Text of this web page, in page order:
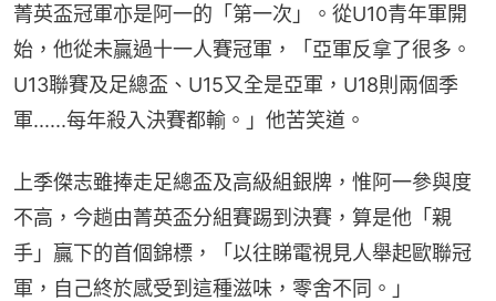
菁英盃冠軍亦是阿一的「第一次」。從U10青年軍開
始，他從未贏過十一人賽冠軍，「亞軍反拿了很多。
U13聯賽及足總盃、U15又全是亞軍，U18則兩個季
軍......每年殺入決賽都輸。」他苦笑道。
上季傑志雖捧走足總盃及高級組銀牌，惟阿一參與度
不高，今趟由菁英盃分組賽踢到決賽，算是他「親
手」贏下的首個錦標，「以往睇電視見人舉起歐聯冠
軍，自己終於感受到這種滋味，零舍不同。」